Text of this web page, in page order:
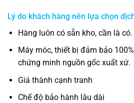
Lý do khách hàng nên lựa chọn
Hàng luôn có sẵn kho, cần là có.
Máy móc, thiết bị đảm bảo
chứng minh nguồn gốc xuất xứ.
Giá thành cạnh tranh
Chế độ bảo hành lâu dài